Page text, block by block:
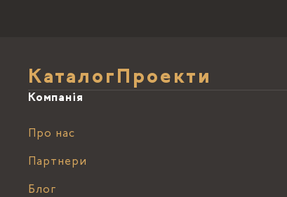
Каталог Проекти
Компанія
Про нас
Партнери
Блог